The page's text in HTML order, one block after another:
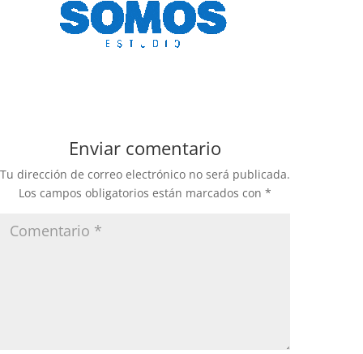
Enviar comentario
Tu dirección de correo electrónico no será publicada.
Los campos obligatorios están marcados con*